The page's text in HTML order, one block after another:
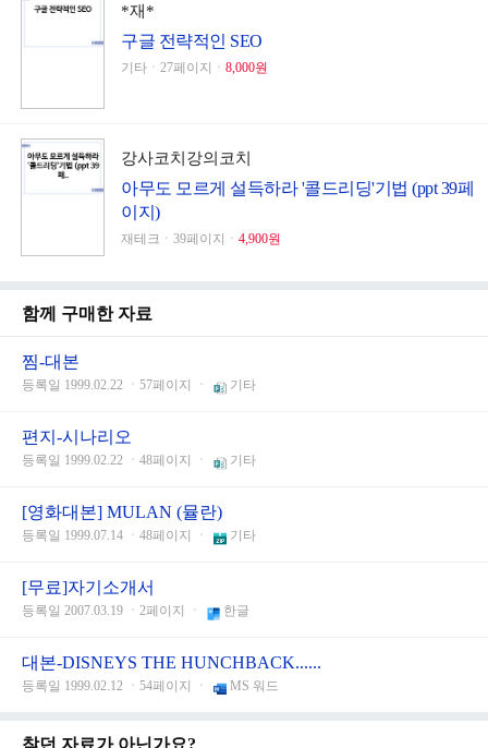
*재*
구글 전략적인 SEO
기타ㆍ27페이지ㆍ 8,000원
강사코치강의코치
아무도 모르게 설득하라 '콜드리딩'기법 (ppt 39페
이지)
재테크ㆍ39페이지ㆍ 4,900원
함께 구매한 자료
찜-대본
등록일 1999.02.22 ㆍ57페이지 ㆍ 기타
편지-시나리오
등록일 1999.02.22 ㆍ48페이지 ㆍ 기타
[영화대본] MULAN (뮬란)
등록일 1999.07.14 ㆍ48페이지 ㆍ 기타
[무료]자기소개서
등록일 2007.03.19 ㆍ2페이지 ㆍ 한글
대본-DISNEYS THE HUNCHBACK......
등록일 1999.02.12 ㆍ54페이지 ㆍ MS 워드